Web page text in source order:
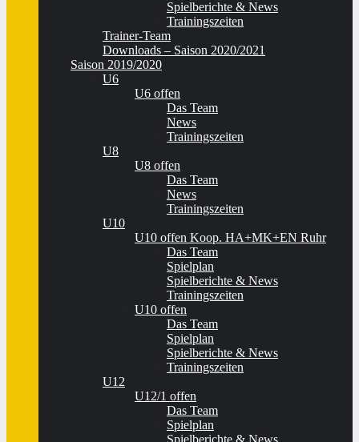
Spielberichte & News
Trainingszeiten
Trainer-Team
Downloads – Saison 2020/2021
Saison 2019/2020
U6
U6 offen
Das Team
News
Trainingszeiten
U8
U8 offen
Das Team
News
Trainingszeiten
U10
U10 offen Koop. HA+MK+EN Ruhr
Das Team
Spielplan
Spielberichte & News
Trainingszeiten
U10 offen
Das Team
Spielplan
Spielberichte & News
Trainingszeiten
U12
U12/1 offen
Das Team
Spielplan
Spielberichte & News